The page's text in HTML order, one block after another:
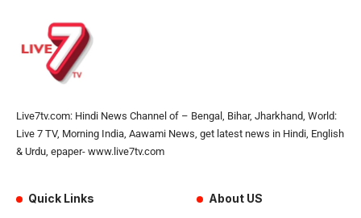
Live7tv.com: Hindi News Channel of – Bengal, Bihar, Jharkhand, World:
Live 7 TV, Morning India, Aawami News, get latest news in Hindi, English
& Urdu, epaper- www.live7tv.com
Quick Links About US